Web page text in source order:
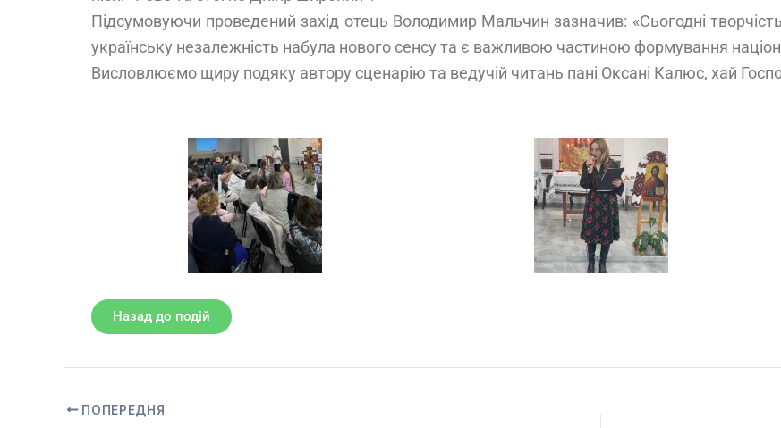
Підсумовуючи проведений захід отець Володимир Мальчин зазначив: «Сьогодні
українську незалежність набула нового сенсу та є важливою частиною формування
Висловлюємо щиру подяку автору сценарію та ведучій читань пані Оксані Калюс, хай
Назад до подій
ПОПЕРЕДНЯ